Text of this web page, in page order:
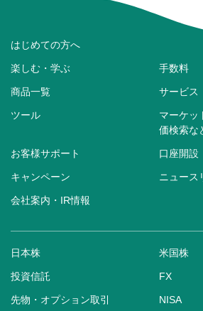
はじめての方へ
楽しむ・学ぶ 手数料
商品一覧 サービス
ツール
マーケッ
価検索な
お客様サポート 口座開設
キャンペーン ニュース
会社案内・IR情報
日本株 米国株
投資信託 FX
先物・オプション取引 NISA